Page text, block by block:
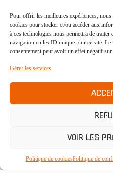
Pour offrir les meilleures expériences,
cookies pour stocker et/ou accéder aux
à ces technologies nous permettra de traiter
navigation ou les ID uniques sur ce site. Le
consentement peut avoir un effet négatif
Gérer les services
VOIR LES
Politique de cookiesPolitique de
Politique de